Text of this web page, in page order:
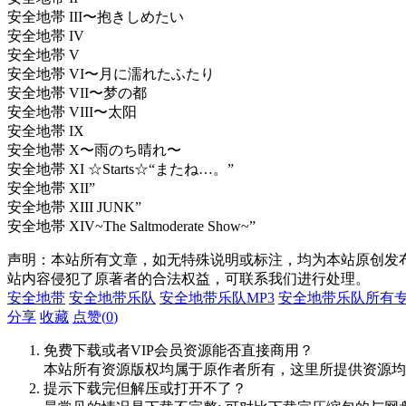
安全地帯 III〜抱きしめたい
安全地帯 IV
安全地帯 V
安全地帯 VI〜月に濡れたふたり
安全地帯 VII〜梦の都
安全地帯 VIII〜太阳
安全地帯 IX
安全地帯 X〜雨のち晴れ〜
安全地帯 XI ☆Starts☆“またね…。”
安全地帯 XII”
安全地帯 XIII JUNK”
安全地帯 XIV~The Saltmoderate Show~”
声明：本站所有文章，如无特殊说明或标注，均为本站原创
站内容侵犯了原著者的合法权益，可联系我们进行处理。
安全地带 安全地带乐队 安全地带乐队MP3 安全地带乐队所有
分享 收藏 点赞(0)
免费下载或者VIP会员资源能否直接商用？
本站所有资源版权均属于原作者所有，这里所提供资源
提示下载完但解压或打开不了？